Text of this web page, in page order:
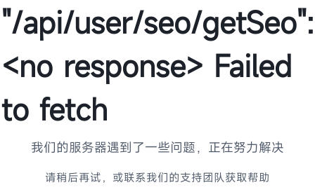
"/api/user/seo/getSeo":
<no response> Failed
to fetch
我们的服务器遇到了一些问题，正在努力解决
请稍后再试，或联系我们的支持团队获取帮助